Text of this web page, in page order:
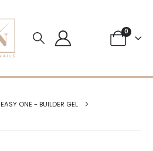
0
EASY ONE - BUILDER GEL